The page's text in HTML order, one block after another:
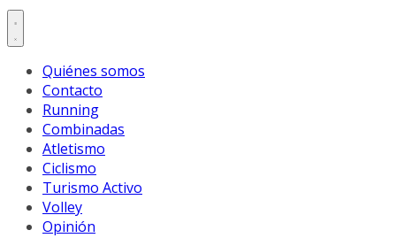
Quiénes somos
Contacto
Running
Combinadas
Atletismo
Ciclismo
Turismo Activo
Volley
Opinión